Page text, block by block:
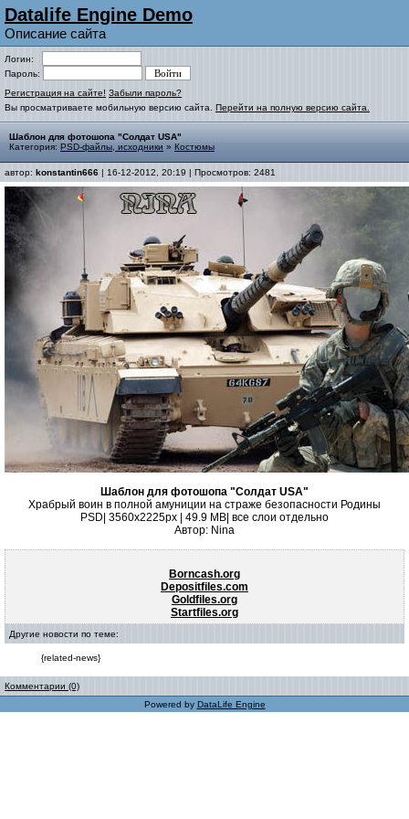
Datalife Engine Demo
Описание сайта
Логин:
Пароль:
Регистрация на сайте! Забыли пароль?
Вы просматриваете мобильную версию сайта. Перейти на полную версию сайта.
Шаблон для фотошопа "Солдат USA"
Категория: PSD-файлы, исходники » Костюмы
автор: konstantin666 | 16-12-2012, 20:19 | Просмотров: 2481
Шаблон для фотошопа "Солдат USA"
Храбрый воин в полной амуниции на страже безопасности Родины
PSD| 3560x2225px | 49.9 MB| все слои отдельно
Автор: Nina
Borncash.org
Depositfiles.com
Goldfiles.org
Startfiles.org
Другие новости по теме:
{related-news}
Комментарии (0)
Powered by DataLife Engine